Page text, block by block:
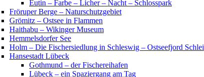
Eutin – Farbe – Licher – Nacht – Schlosspark
Fröruper Berge – Naturschutzgebiet
Grömitz – Ostsee in Flammen
Haithabu – Wikinger Museum
Hemmelsdorfer See
Holm – Die Fischersiedlung in Schleswig – Ostseefjord Schlei
Hansestadt Lübeck
Gothmund – der Fischereihafen
Lübeck – ein Spaziergang am Tag